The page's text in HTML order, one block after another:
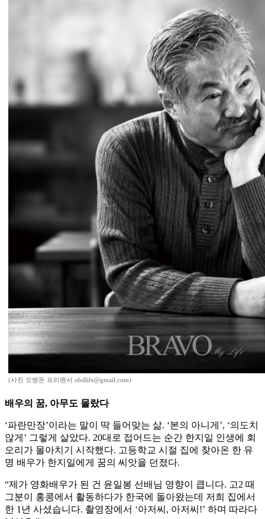
(사진 오병돈 프리랜서 obdlife@gmail.com)
배우의 꿈, 아무도 몰랐다
‘파란만장’이라는 말이 딱 들어맞는 삶. ‘본의 아니게’, ‘의도치
않게’ 그렇게 살았다. 20대로 접어드는 순간 한지일 인생에 회
오리가 몰아치기 시작했다. 고등학교 시절 집에 찾아온 한 유
명 배우가 한지일에게 꿈의 씨앗을 던졌다.
“제가 영화배우가 된 건 윤일봉 선배님 영향이 큽니다. 고2 때
그분이 홍콩에서 활동하다가 한국에 돌아왔는데 저희 집에서
한 1년 사셨습니다. 촬영장에서 ‘아저씨, 아저씨!’ 하며 따라다